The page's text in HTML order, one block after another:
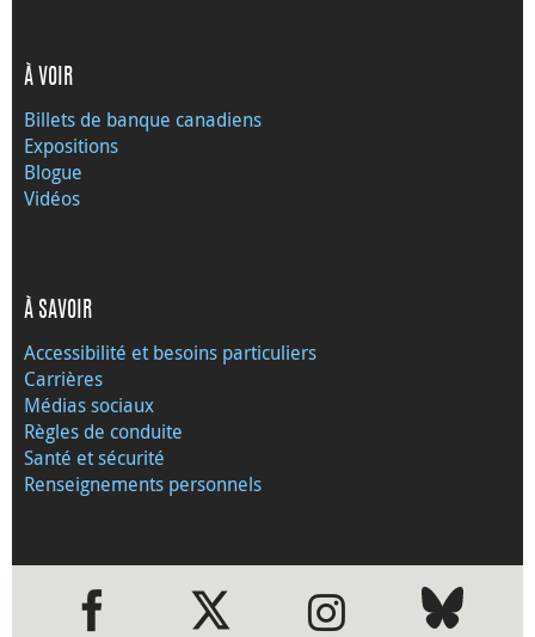
À VOIR
Billets de banque canadiens
Expositions
Blogue
Vidéos
À SAVOIR
Accessibilité et besoins particuliers
Carrières
Médias sociaux
Règles de conduite
Santé et sécurité
Renseignements personnels